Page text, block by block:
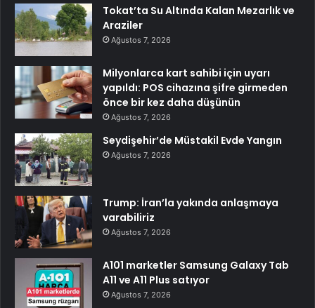
Tokat’ta Su Altında Kalan Mezarlık ve
Araziler
Ağustos 7, 2026
Milyonlarca kart sahibi için uyarı
yapıldı: POS cihazına şifre girmeden
önce bir kez daha düşünün
Ağustos 7, 2026
Seydişehir’de Müstakil Evde Yangın
Ağustos 7, 2026
Trump: İran’la yakında anlaşmaya
varabiliriz
Ağustos 7, 2026
A101 marketler Samsung Galaxy Tab
A11 ve A11 Plus satıyor
Ağustos 7, 2026